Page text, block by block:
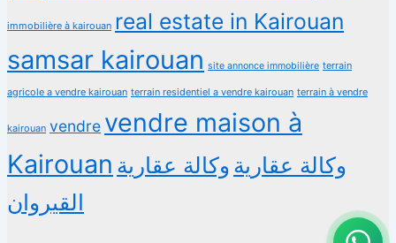
immobilière à kairouan real estate in Kairouan
samsar kairouan site annonce immobilière terrain
agricole a vendre kairouan terrain residentiel a vendre kairouan terrain à vendre
kairouan vendre vendre maison à
Kairouan
وكالة عقارية وكالة عقارية
القيروان